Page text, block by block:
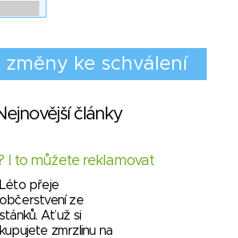
články
I to můžete reklamovat
Léto přeje
občerstvení ze
stánků. Ať už si
kupujete zmrzlinu na